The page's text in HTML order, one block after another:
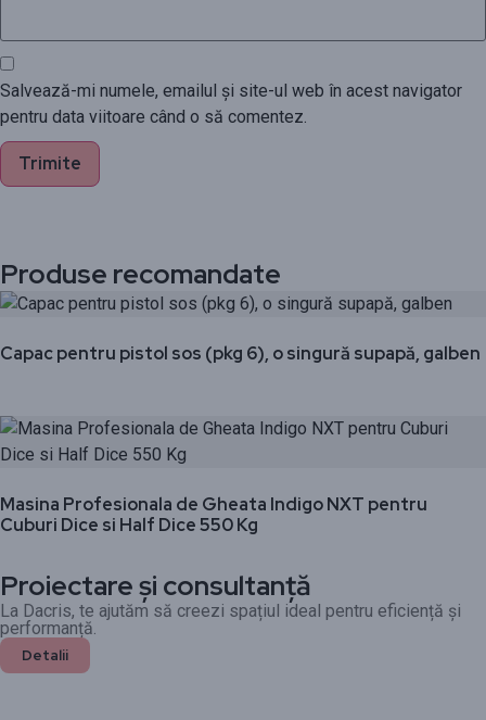
Salvează-mi numele, emailul și site-ul web în acest navigator
pentru data viitoare când o să comentez.
Produse recomandate
Capac pentru pistol sos (pkg 6), o singură supapă, galben
Masina Profesionala de Gheata Indigo NXT pentru
Cuburi Dice si Half Dice 550 Kg
Proiectare și consultanță
La Dacris, te ajutăm să creezi spațiul ideal pentru eficiență și
performanță.
Detalii